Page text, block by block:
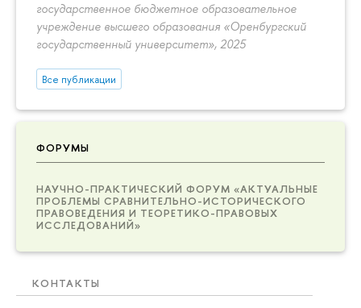
государственное бюджетное образовательное
учреждение высшего образования «Оренбургский
государственный университет», 2025
Все публикации
ФОРУМЫ
НАУЧНО-ПРАКТИЧЕСКИЙ ФОРУМ «АКТУАЛЬНЫЕ
ПРОБЛЕМЫ СРАВНИТЕЛЬНО-ИСТОРИЧЕСКОГО
ПРАВОВЕДЕНИЯ И ТЕОРЕТИКО-ПРАВОВЫХ
ИССЛЕДОВАНИЙ»
КОНТАКТЫ